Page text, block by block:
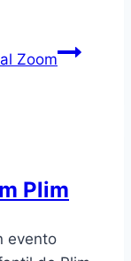
Zoom
Plim
evento